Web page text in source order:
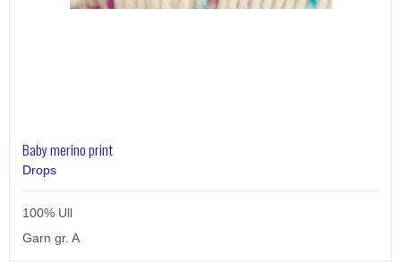
Baby merino print
Drops
100% Ull
Garn gr. A